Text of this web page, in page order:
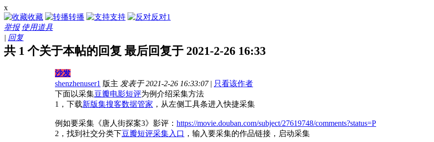
x
收藏
转播 支持 反对1
举报 使用道具
| 回复
共 1 个关于本帖的回复 最后回复于 2021-2-26 16:33
沙发
shenzhenuser1 版主 发表于 2021-2-26 16:33:07 | 只看该作者
下面以采集豆瓣电影短评为例介绍采集方法
1，下载新版集搜客数据管家 ，从左侧工具条进入快捷采集
例如要采集《唐人街探案3》影评： https://movie.douban.com/subject/27619748/comments?status=P
2，找到社交分类下豆瓣短评采集入口 ，输入要采集的作品链接，启动采集